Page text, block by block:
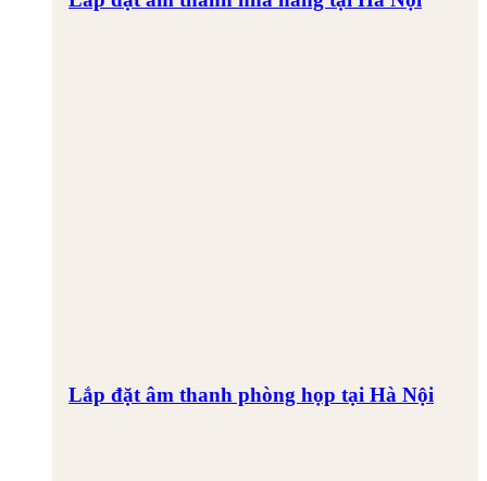
Lắp đặt âm thanh phòng họp tại Hà Nội